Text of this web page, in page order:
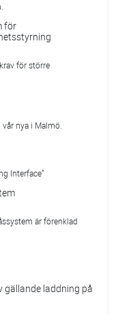
för
för större
nya i Malmö.
Interface”
är förenklad
gällande laddning på